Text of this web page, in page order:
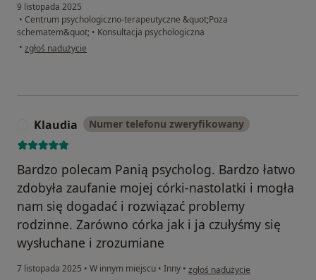
9 listopada 2025
• Centrum psychologiczno-terapeutyczne &quot;Poza
schematem&quot; • Konsultacja psychologiczna
• w opinii użytkownika Andrzej
zgłoś nadużycie
Klaudia Numer telefonu zweryfikowany
Bardzo polecam Panią psycholog. Bardzo łatwo
zdobyła zaufanie mojej córki-nastolatki i mogła
nam się dogadać i rozwiązać problemy
rodzinne. Zarówno córka jak i ja czułyśmy się
wysłuchane i zrozumiane
7 listopada 2025 • W innym miejscu • Inny • w opinii użytkownika Klaudia
zgłoś nadużycie